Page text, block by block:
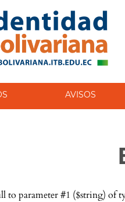
AVISOS
to parameter #1 ($string) of